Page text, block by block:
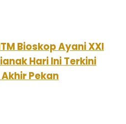
Bioskop Ayani XXI
Hari Ini Terkini
Pekan